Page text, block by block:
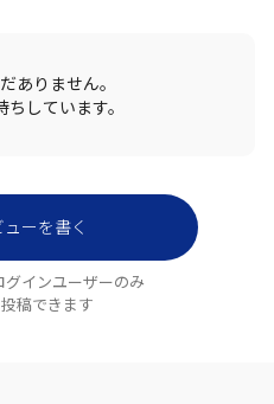
ありません。
ちしています。
ューを書く
インユーザーのみ
稿できます